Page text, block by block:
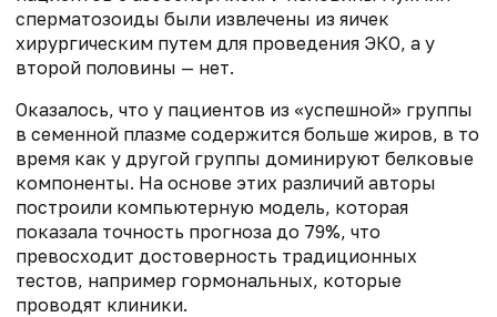
сперматозоиды были извлечены из яичек
хирургическим путем для проведения ЭКО, а у
второй половины — нет.
Оказалось, что у пациентов из «успешной» группы
в семенной плазме содержится больше жиров, в то
время как у другой группы доминируют белковые
компоненты. На основе этих различий авторы
построили компьютерную модель, которая
показала точность прогноза до 79%, что
превосходит достоверность традиционных
тестов, например гормональных, которые
проводят клиники.